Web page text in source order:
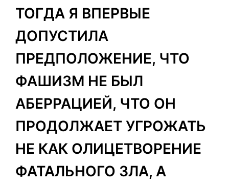
ТОГДА Я ВПЕРВЫЕ
ДОПУСТИЛА
ПРЕДПОЛОЖЕНИЕ, ЧТО
ФАШИЗМ НЕ БЫЛ
АБЕРРАЦИЕЙ, ЧТО ОН
ПРОДОЛЖАЕТ УГРОЖАТЬ
НЕ КАК ОЛИЦЕТВОРЕНИЕ
ФАТАЛЬНОГО ЗЛА, А